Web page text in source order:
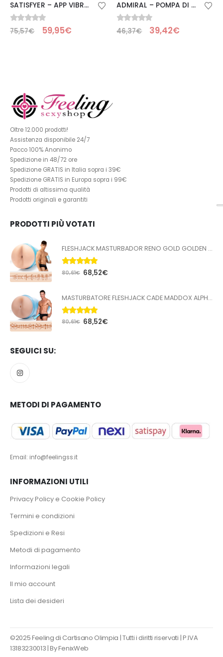
SATISFYER – APP VIBRATORE ANALE HOT PASSION NERO
0Su 5
75,57€ 59,95€
ADMIRAL – POMPA DI EREZIONE STA-HARD
0 Su 5
46,37€ 39,42€
Oltre 12.000 prodotti!
Assistenza disponibile 24/7
Pacco 100% Anonimo
Spedizione in 48/72 ore
Spedizione GRATIS in Italia sopra i 39€
Spedizione GRATIS in Europa sopra i 99€
Prodotti di altissima qualità
Prodotti originali e garantiti
PRODOTTI PIÙ VOTATI
FLESHJACK MASTURBADOR RENO GOLD GOLDEN BOY BUTT
5.00Su 5
80,61€ 68,52€
MASTURBATORE FLESHJACK CADE MADDOX ALPHA BUTT
5.00Su 5
80,61€ 68,52€
SEGUICI SU:
METODI DI PAGAMENTO
Email: info@feelingss.it
INFORMAZIONI UTILI
Privacy Policy e Cookie Policy
Termini e condizioni
Spedizioni e Resi
Metodi di pagamento
Informazioni legali
Il mio account
Lista dei desideri
©2025 Feeling di Cartisano Olimpia | Tutti i diritti riservati | P.IVA
13183230013 |By FenixWeb